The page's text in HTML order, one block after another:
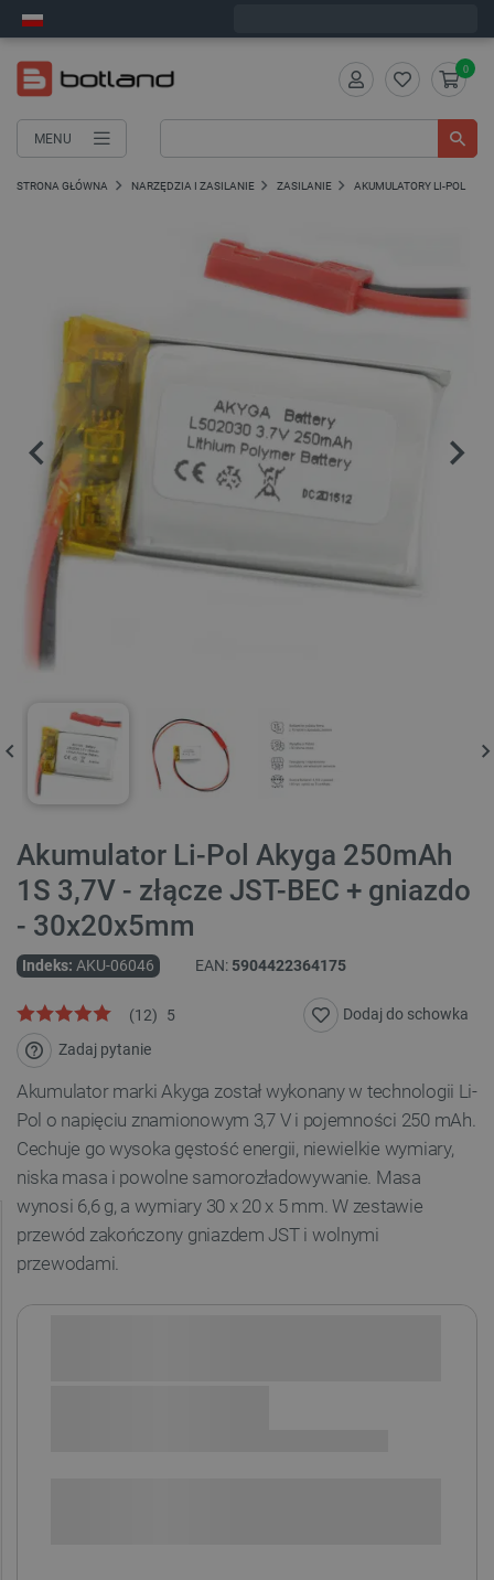
MENU
0
STRONA GŁÓWNA NARZĘDZIA I ZASILANIE ZASILANIE AKUMULATORY LI-POL
Akumulator Li-Pol Akyga 250mAh
1S 3,7V - złącze JST-BEC + gniazdo
- 30x20x5mm
Indeks: AKU-06046 EAN: 5904422364175
5
(12)
Zadaj pytanie
Dodaj do schowka
Akumulator marki Akyga został wykonany w technologii Li-
Pol o napięciu znamionowym 3,7 V i pojemności 250 mAh.
Cechuje go wysoka gęstość energii, niewielkie wymiary,
niska masa i powolne samorozładowywanie. Masa
wynosi 6,6 g, a wymiary 30x 20 x 5 mm. W zestawie
przewód zakończony gniazdem JST i wolnymi
przewodami.